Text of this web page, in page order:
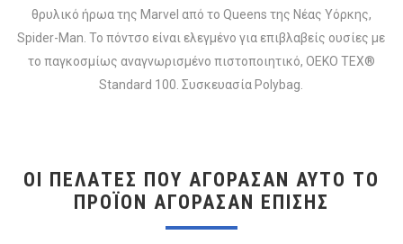
θρυλικό ήρωα της Marvel από το Queens της Νέας Υόρκης,
Spider-Man. Το πόντσο είναι ελεγμένο για επιβλαβείς ουσίες με
το παγκοσμίως αναγνωρισμένο πιστοποιητικό, OEKO TEX®
Standard 100. Συσκευασία Polybag.
ΟΙ ΠΕΛΆΤΕΣ ΠΟΥ ΑΓΌΡΑΣΑΝ ΑΥΤΌ ΤΟ
ΠΡΟΪΌΝ ΑΓΌΡΑΣΑΝ ΕΠΊΣΗΣ